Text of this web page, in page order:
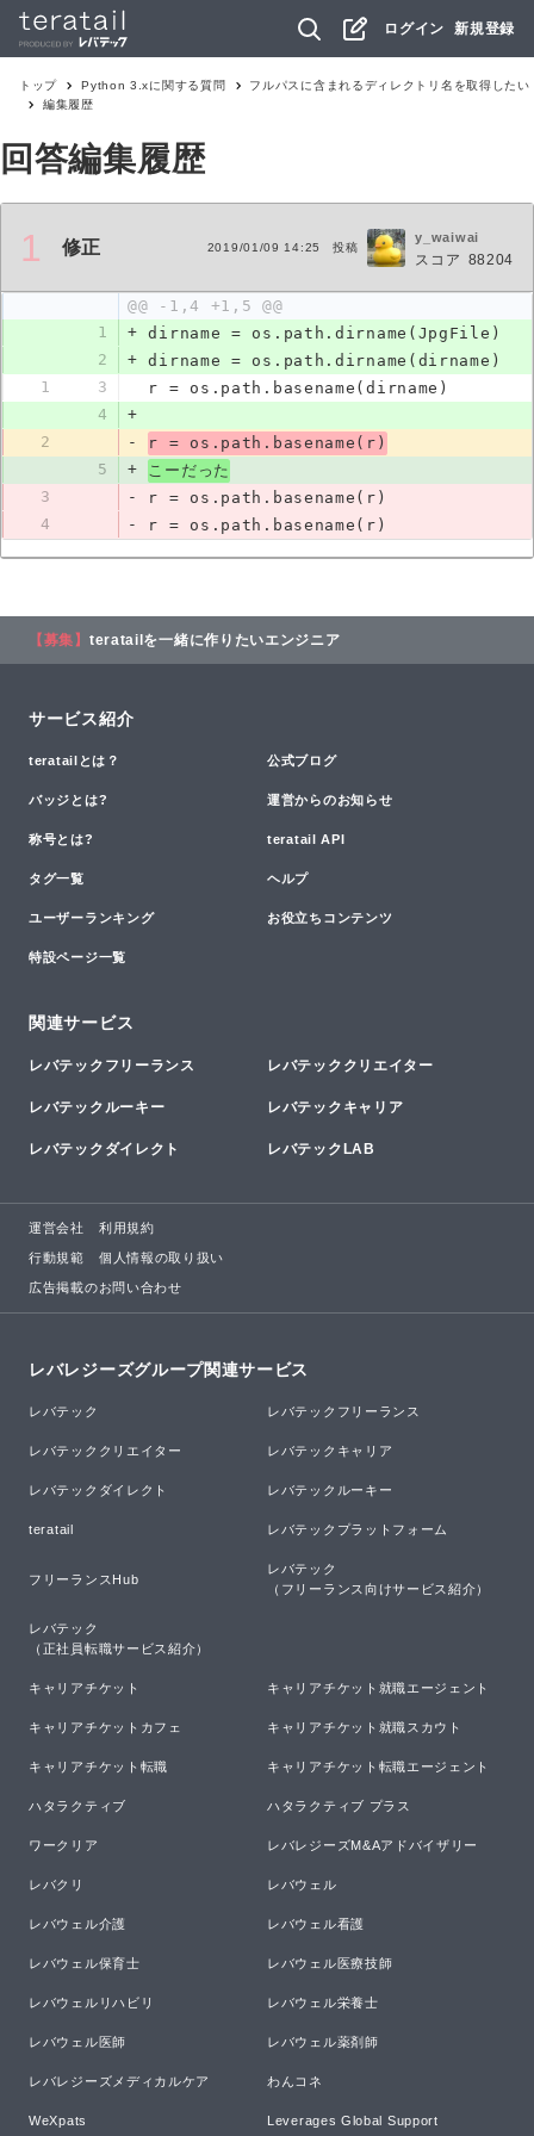
ログイン 新規登録
トップ Python 3.xに関する質問
フルパスに含まれるディレクトリ名を取得したい
編集履歴
回答編集履歴
1 修正 2019/01/09 14:25 投稿
y_waiwai
スコア 88204
@@ -1,4 +1,5 @@
1
+
dirname = os.path.dirname(JpgFile)
2
+
dirname = os.path.dirname(dirname)
1
3
r = os.path.basename(dirname)
4
+
2
-
r = os.path.basename(r)
5
+
こーだった
3
-
r = os.path.basename(r)
4
- r = os.path.basename(r)
【募集】 teratailを一緒に作りたいエンジニア
サービス紹介
teratailとは？ 公式ブログ
バッジとは? 運営からのお知らせ
称号とは? teratail API
タグ一覧 ヘルプ
ユーザーランキング お役立ちコンテンツ
特設ページ一覧
関連サービス
レバテックフリーランス レバテッククリエイター
レバテックルーキー レバテックキャリア
レバテックダイレクト レバテックLAB
運営会社 利用規約
行動規範 個人情報の取り扱い
広告掲載のお問い合わせ
レバレジーズグループ関連サービス
レバテック レバテックフリーランス
レバテッククリエイター レバテックキャリア
レバテックダイレクト レバテックルーキー
teratail レバテックプラットフォーム
フリーランスHub
レバテック
（フリーランス向けサービス紹介）
レバテック
（正社員転職サービス紹介）
キャリアチケット キャリアチケット就職エージェント
キャリアチケットカフェ キャリアチケット就職スカウト
キャリアチケット転職 キャリアチケット転職エージェント
ハタラクティブ ハタラクティブ プラス
ワークリア レバレジーズM&Aアドバイザリー
レバクリ レバウェル
レバウェル介護 レバウェル看護
レバウェル保育士 レバウェル医療技師
レバウェルリハビリ レバウェル栄養士
レバウェル医師 レバウェル薬剤師
レバレジーズメディカルケア わんコネ
WeXpats Leverages Global Support